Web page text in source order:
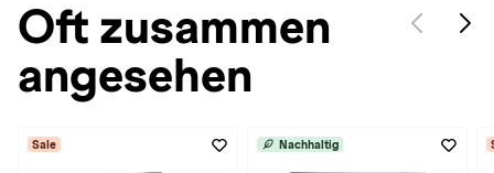
Oft zusammen
angesehen
Sale Nachhaltig